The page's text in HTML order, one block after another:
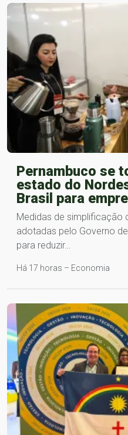
Pernambuco se
estado do
Brasil para
Medidas de simplificação
adotadas pelo Governo
para reduzir…
Há 17 horas – Economia